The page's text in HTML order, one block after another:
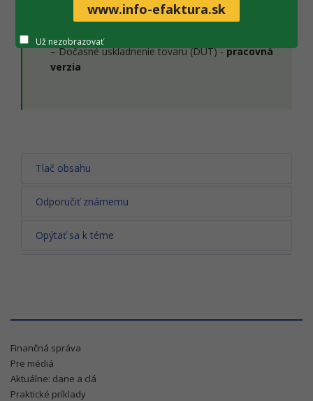
DOKUMENTY:
Technická špecifikácia
– Dočasné uskladnenie tovaru (DUT) -pracovná
verzia
Tlač obsahu
Odporučiť známemu
Opýtať sa k téme
Finančná správa
Pre médiá
Aktuálne: dane a clá
Praktické príklady
www.info-efaktura.sk
Už nezobrazovať